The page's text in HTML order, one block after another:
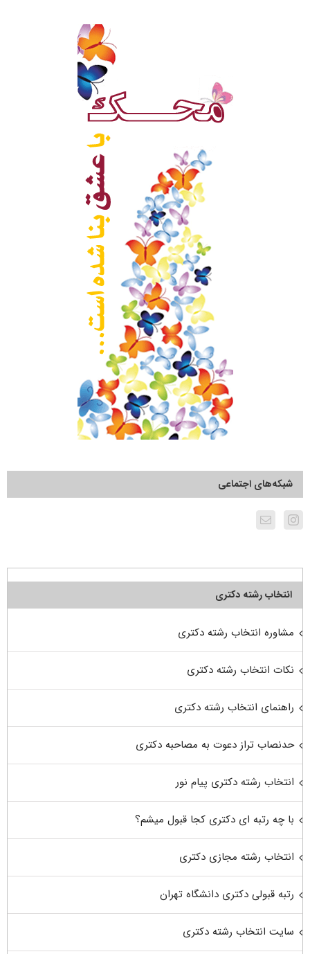
شبکه‌های اجتماعی
انتخاب رشته دکتری
مشاوره انتخاب رشته دکتری
نکات انتخاب رشته دکتری
راهنمای انتخاب رشته دکتری
حدنصاب تراز دعوت به مصاحبه دکتری
انتخاب رشته دکتری پیام نور
با چه رتبه ای دکتری کجا قبول میشم؟
انتخاب رشته مجازی دکتری
رتبه قبولی دکتری دانشگاه تهران
سایت انتخاب رشته دکتری